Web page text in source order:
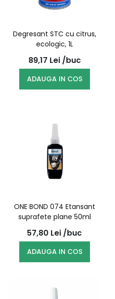
Degresant STC cu citrus,
ecologic, 1L
89,17 Lei /buc
ADAUGA IN COS
ONE BOND 074 Etansant
suprafete plane 50ml
57,80 Lei /buc
ADAUGA IN COS